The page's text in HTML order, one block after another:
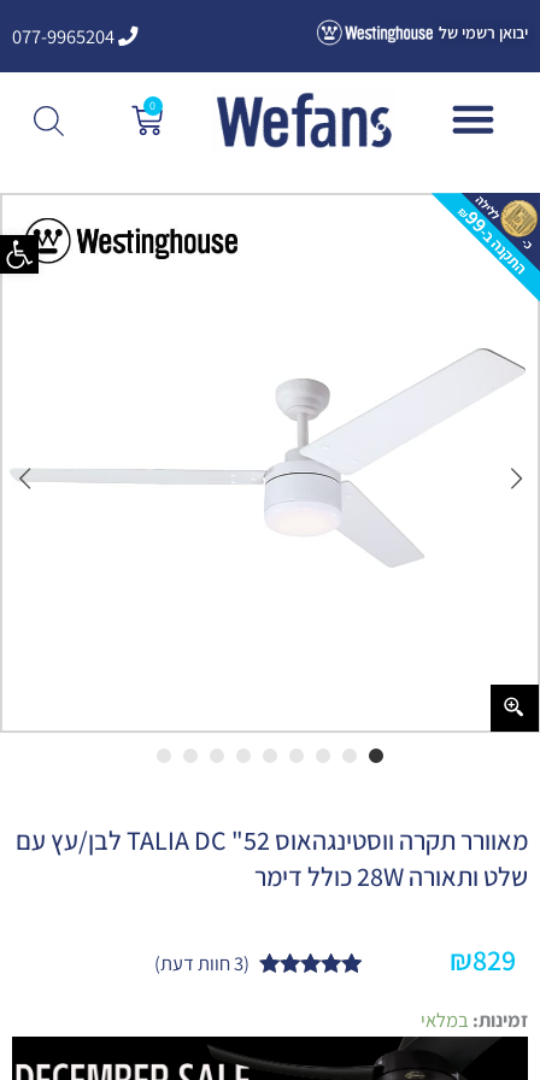
פתח
לתוכן
יבואן רשמי של 077-9965204
0
עגלת
קניות
מאוורר תקרה ווסטינגהאוס 52" TALIA DC לבן/עץ עם
שלט ותאורה 28W כולל דימר
₪829
לקוחות
(
3חוות דעת)
זמינות: במלאיכמות
של
מאוורר
תקרה